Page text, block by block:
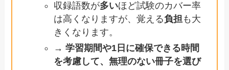
収録語数が多いほど試験のカバー率
は高くなりますが、覚える負担も大
きくなります。
→ 学習期間や1日に確保できる時間
を考慮して、無理のない冊子を選び